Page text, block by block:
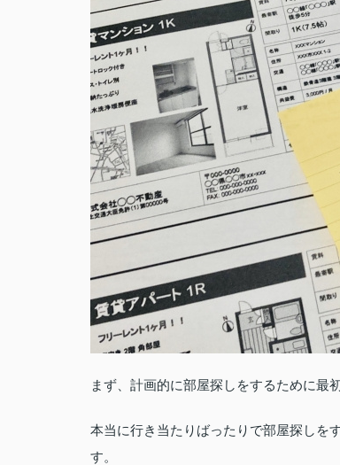
まず、計画的に部屋探しをするために最
本当に行き当たりばったりで部屋探しを
す。